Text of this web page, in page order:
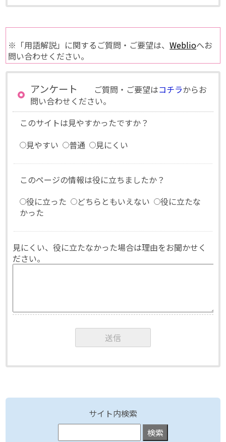
※「用語解説」に関するご質問・ご要望は、Weblioへお
問い合わせください。
アンケート ご質問・ご要望はコチラからお
問い合わせください。
このサイトは見やすかったですか？
見やすい
普通 見にくい
このページの情報は役に立ちましたか？
役に立った
どちらともいえない
役に立たな
かった
見にくい、役に立たなかった場合は理由をお聞かせく
ださい。
サイト内検索